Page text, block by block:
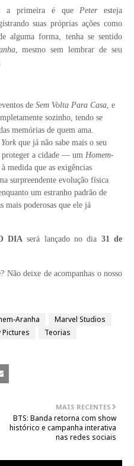
a primeira é quePeteresteja
suas próprias ações como
alguma forma, tenha se sentido
, mesmo sem lembrar de seu
de Sem Volta Para Casa, e
sozinho, tendo se
memórias de quem ama.
que já não sabe mais o seu
proteger a cidade — um Homem-
medida que as exigências
surpreendente evolução física
um estranho padrão de
mais poderosas que ele já
DIA será lançado no dia 31 de
Não deixe de acompanhas o nosso
Aranha
Marvel Studios
Pictures
Teorias
MAIS RECENTES
BTS: Banda retorna com show
histórico e campanha interativa
nas redes sociais